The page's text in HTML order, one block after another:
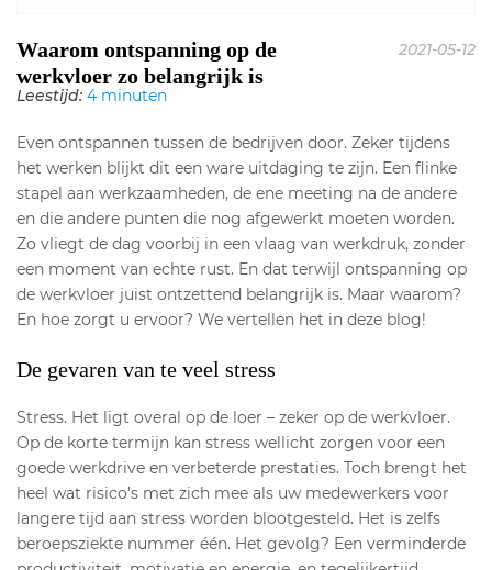
Waarom ontspanning op de
werkvloer zo belangrijk is
2021-05-12
Leestijd: 4 minuten
Even ontspannen tussen de bedrijven door. Zeker tijdens
het werken blijkt dit een ware uitdaging te zijn. Een flinke
stapel aan werkzaamheden, de ene meeting na de andere
en die andere punten die nog afgewerkt moeten worden.
Zo vliegt de dag voorbij in een vlaag van werkdruk, zonder
een moment van echte rust. En dat terwijl ontspanning op
de werkvloer juist ontzettend belangrijk is. Maar waarom?
En hoe zorgt u ervoor? We vertellen het in deze blog!
De gevaren van te veel stress
Stress. Het ligt overal op de loer – zeker op de werkvloer.
Op de korte termijn kan stress wellicht zorgen voor een
goede werkdrive en verbeterde prestaties. Toch brengt het
heel wat risico’s met zich mee als uw medewerkers voor
langere tijd aan stress worden blootgesteld. Het is zelfs
beroepsziekte nummer één. Het gevolg? Een verminderde